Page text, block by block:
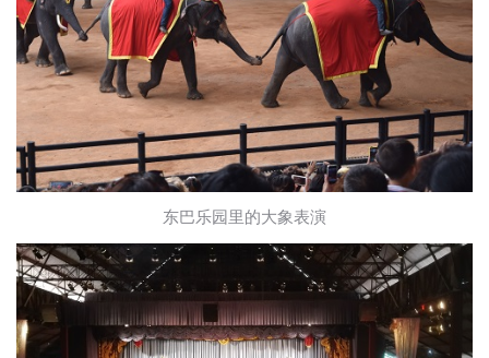
东巴乐园里的大象表演